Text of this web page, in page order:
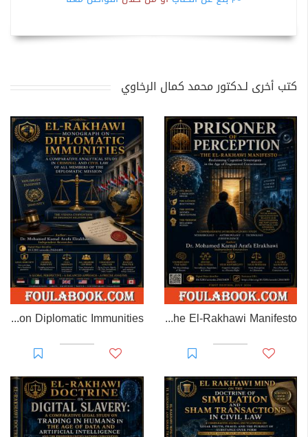
كتب أخرى لـدكتور محمد كمال الرخاوي
Prisoner of Perception: The El-Rakhawi Manifesto
EL-RAKHAWI MONOGRAPH on Diplomatic Immunities